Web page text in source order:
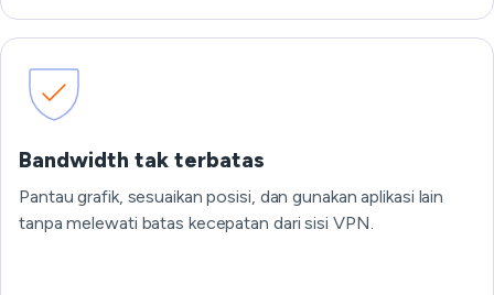
Bandwidth tak terbatas
Pantau grafik, sesuaikan posisi, dan gunakan aplikasi lain
tanpa melewati batas kecepatan dari sisi VPN.